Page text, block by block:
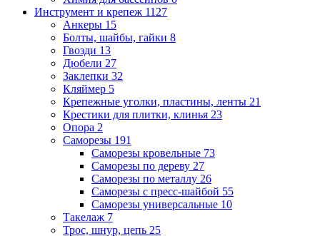
Инструмент и крепеж 1127
Анкеры 15
Болты, шайбы, гайки 8
Гвозди 13
Дюбели 27
Заклепки 32
Кляймер 5
Крепежные уголки, пластины, ленты 21
Крестики для плитки, клинья 23
Опора 2
Саморезы 191
Саморезы кровельные 73
Саморезы по дереву 27
Саморезы по металлу 26
Саморезы с пресс-шайбой 55
Саморезы универсальные 10
Такелаж 7
Трос, шнур, цепь 25